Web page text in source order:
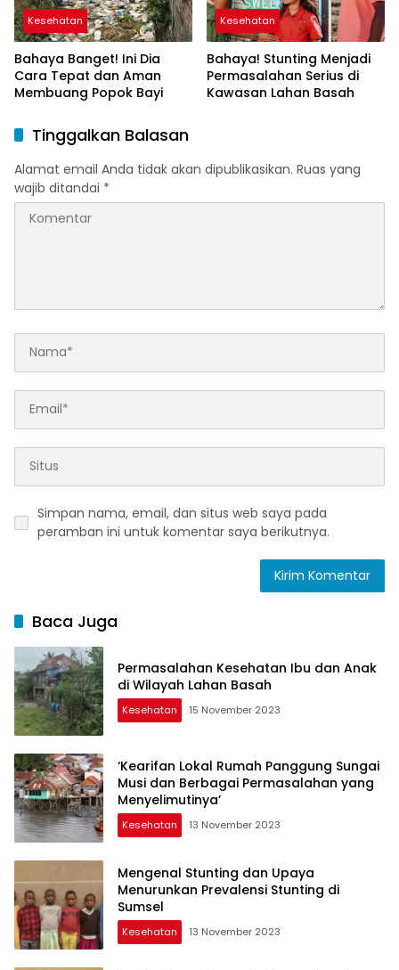
Kesehatan
Bahaya Banget! Ini Dia
Cara Tepat dan Aman
Membuang Popok Bayi
Kesehatan
Bahaya! Stunting Menjadi
Permasalahan Serius di
Kawasan Lahan Basah
Tinggalkan Balasan
Alamat email Anda tidak akan dipublikasikan. Ruas yang
wajib ditandai *
Simpan nama, email, dan situs web saya pada
peramban ini untuk komentar saya berikutnya.
Baca Juga
Permasalahan Kesehatan Ibu dan Anak
di Wilayah Lahan Basah
Kesehatan 15 November 2023
‘Kearifan Lokal Rumah Panggung Sungai
Musi dan Berbagai Permasalahan yang
Menyelimutinya’
Kesehatan 13 November 2023
Mengenal Stunting dan Upaya
Menurunkan Prevalensi Stunting di
Sumsel
Kesehatan 13 November 2023